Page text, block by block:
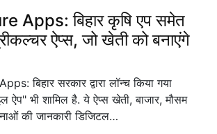
Apps: बिहार कृषि एप समेत
ऐप्स, जो खेती को बनाएंगे
बिहार सरकार द्वारा लॉन्च किया गया
ऐप" भी शामिल है. ये ऐप्स खेती, बाजार, मौसम
की जानकारी डिजिटल…